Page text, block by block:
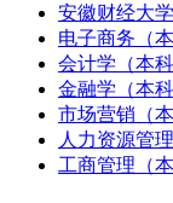
安徽财经大
电子商务（
会计学（本
金融学（本
市场营销（
人力资源管
工商管理（